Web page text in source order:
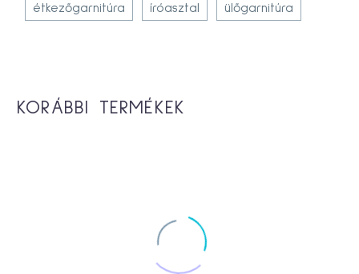
étkezőgarnitúra íróasztal ülőgarnitúra
KORÁBBI TERMÉKEK
195,000Ft 169,500